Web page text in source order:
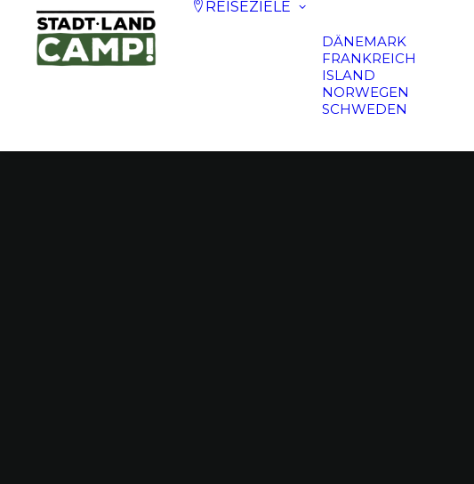
REISEZIELE
DÄNEMARK
FRANKREICH
ISLAND
NORWEGEN
SCHWEDEN